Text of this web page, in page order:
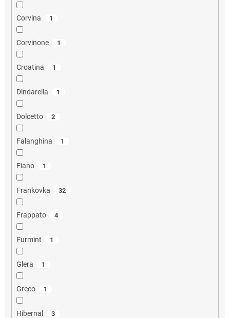
Corvina 1
Corvinone 1
Croatina 1
Dindarella 1
Dolcetto 2
Falanghina 1
Fiano 1
Frankovka 32
Frappato 4
Furmint 1
Glera 1
Greco 1
Hibernal 3